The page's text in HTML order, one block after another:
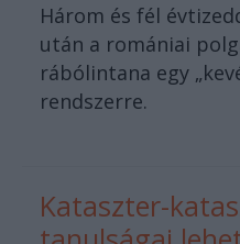
Három és fél
után a romániai
rábólintana egy
rendszerre.
Kataszter-